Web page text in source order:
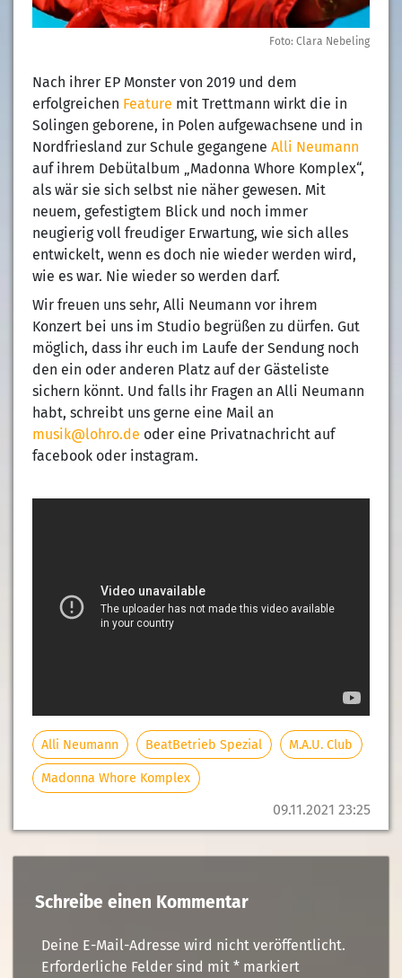
09.11.2021 23:25
Foto: Clara Nebeling
Nach ihrer EP Monster von 2019 und dem
erfolgreichen Feature mit Trettmann wirkt die in
Solingen geborene, in Polen aufgewachsene und in
Nordfriesland zur Schule gegangene Alli Neumann
auf ihrem Debütalbum „Madonna Whore Komplex“,
als wär sie sich selbst nie näher gewesen. Mit
neuem, gefestigtem Blick und noch immer
neugierig voll freudiger Erwartung, wie sich alles
entwickelt, wenn es doch nie wieder werden wird,
wie es war. Nie wieder so werden darf.
Wir freuen uns sehr, Alli Neumann vor ihrem
Konzert bei uns im Studio begrüßen zu dürfen. Gut
möglich, dass ihr euch im Laufe der Sendung noch
den ein oder anderen Platz auf der Gästeliste
sichern könnt. Und falls ihr Fragen an Alli Neumann
habt, schreibt uns gerne eine Mail an
musik@lohro.de oder eine Privatnachricht auf
facebook oder instagram.
Alli Neumann BeatBetrieb Spezial M.A.U. Club
Madonna Whore Komplex
Schreibe einen Kommentar
Deine E-Mail-Adresse wird nicht veröffentlicht.
Erforderliche Felder sind mit *markiert